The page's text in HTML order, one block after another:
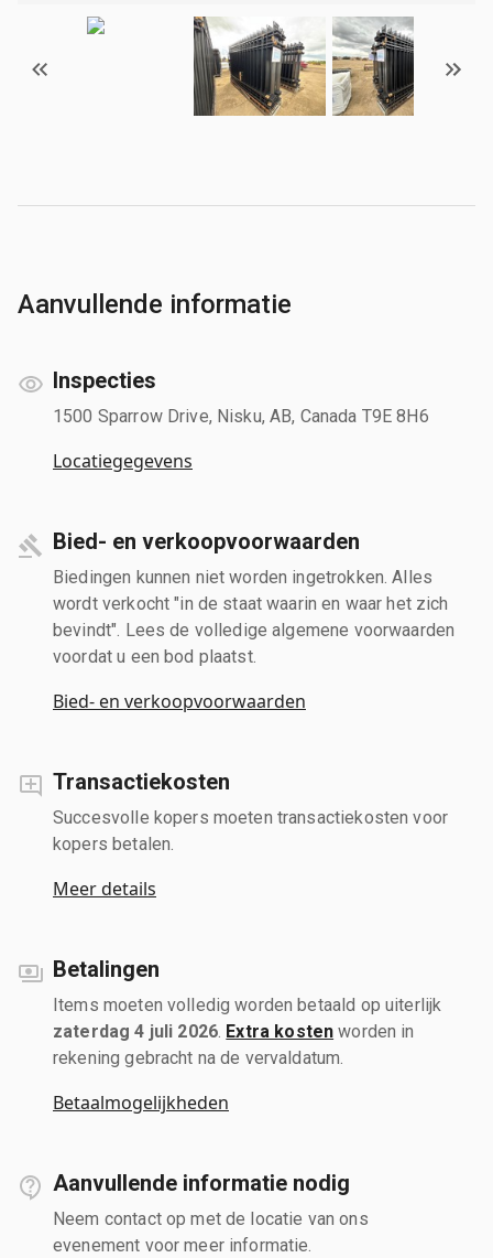
Aanvullende informatie
Inspecties
1500 Sparrow Drive, Nisku, AB, Canada T9E 8H6
Locatiegegevens
Bied- en verkoopvoorwaarden
Biedingen kunnen niet worden ingetrokken. Alles
wordt verkocht "in de staat waarin en waar het zich
bevindt". Lees de volledige algemene voorwaarden
voordat u een bod plaatst.
Bied- en verkoopvoorwaarden
Transactiekosten
Succesvolle kopers moeten transactiekosten voor
kopers betalen.
Meer details
Betalingen
Items moeten volledig worden betaald op uiterlijk
zaterdag 4 juli 2026 Extra kosten worden in
rekening gebracht na de vervaldatum.
Betaalmogelijkheden
Aanvullende informatie nodig
Neem contact op met de locatie van ons
evenement voor meer informatie.